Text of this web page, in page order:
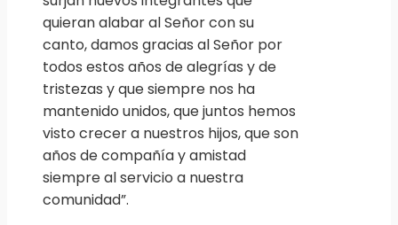
quieran alabar al Señor con su
canto, damos gracias al Señor por
todos estos años de alegrías y de
tristezas y que siempre nos ha
mantenido unidos, que juntos hemos
visto crecer a nuestros hijos, que son
años de compañía y amistad
siempre al servicio a nuestra
comunidad”.